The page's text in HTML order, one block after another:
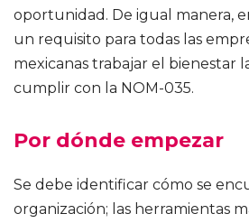
oportunidad. De igual manera,
un requisito para todas las
mexicanas trabajar el bienestar
cumplir con la NOM-035.
Por dónde empezar
Se debe identificar cómo se
organización; las herramientas